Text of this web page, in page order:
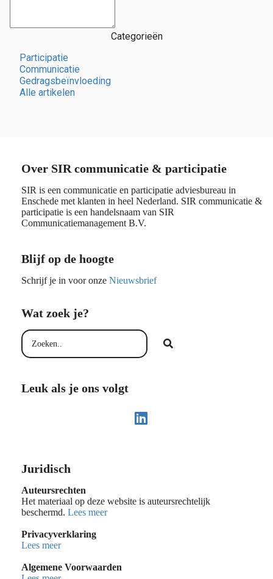
Categorieën
Participatie
Communicatie
Gedragsbeïnvloeding
Alle artikelen
Over SIR communicatie & participatie
SIR is een communicatie en participatie adviesbureau in
Enschede met klanten in heel Nederland. SIR communicatie &
participatie is een handelsnaam van SIR
Communicatiemanagement B.V.
Blijf op de hoogte
Schrijf je in voor onze Nieuwsbrief
Wat zoek je?
Leuk als je ons volgt
Juridisch
Auteursrechten
Het materiaal op deze website is auteursrechtelijk
beschermd. Lees meer
Privacyverklaring
Lees meer
Algemene Voorwaarden